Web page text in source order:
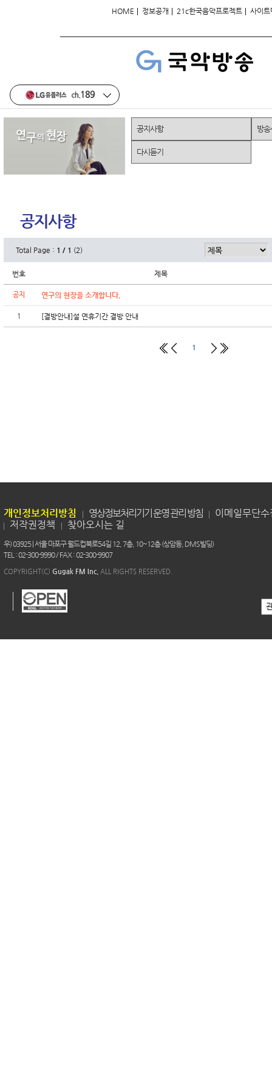
HOME | 정보공개 | 21c한국음악프로젝트 | 사이트
공지사항
Total Page : 1 / 1 (2)
번호 제목
공지 연구의 현장을 소개합니다.
1 [결방안내]설 연휴기간 결방 안내
1
공지사항 방
다시듣기
개인정보처리방침 영상정보처리기기 운영 관리 방침
이메일무단
저작권정책
찾아오시는 길
우) 03925 | 서울 마포구 월드컵북로54길 12, 7층, 10~12층 (상암동, DMS빌딩)
TEL : 02-300-9990 / FAX : 02-300-9907
COPYRIGHT(C) Gugak FM Inc. ALL RIGHTS RESERVED.